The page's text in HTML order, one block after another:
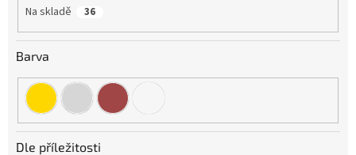
Na skladě 36
Barva
Dle příležitosti